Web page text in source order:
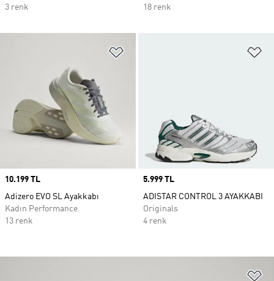
3 renk
18 renk
Price
10.199 TL
Adizero EVO SL Ayakkabı
Kadın Performance
13 renk
Price
5.999 TL
ADISTAR CONTROL 3 AYAKKABI
Originals
4 renk